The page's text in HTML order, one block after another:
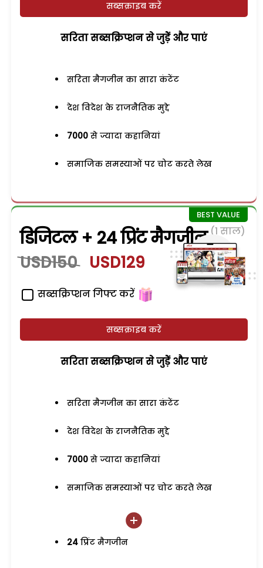
सब्सक्राइब करें
सरिता सब्सक्रिप्शन से जुड़ेें और पाएं
सरिता मैगजीन का सारा कंटेंट
देश विदेश के राजनैतिक मुद्दे
7000 से ज्यादा कहानियां
समाजिक समस्याओं पर चोट करते लेख
डिजिटल + 24 प्रिंट मैगजीन (1 साल)
USD150 USD129
सब्सक्रिप्शन गिफ्ट करें
सब्सक्राइब करें
सरिता सब्सक्रिप्शन से जुड़ेें और पाएं
सरिता मैगजीन का सारा कंटेंट
देश विदेश के राजनैतिक मुद्दे
7000 से ज्यादा कहानियां
समाजिक समस्याओं पर चोट करते लेख
24 प्रिंट मैगजीन